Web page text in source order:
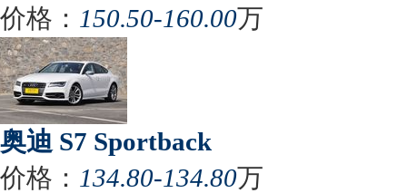
价格： 150.50-160.00万
奥迪 S7 Sportback
价格： 134.80-134.80万